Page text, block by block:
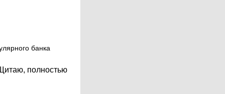
банка
полностью